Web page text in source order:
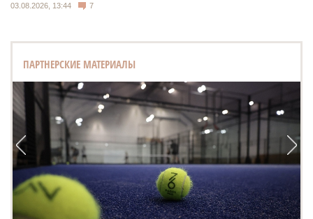
03.08.2026, 13:44 7
ПАРТНЕРСКИЕ МАТЕРИАЛЫ